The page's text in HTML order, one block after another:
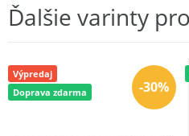
Ďalšie varinty
-30%
Výpredaj
Doprava zdarma